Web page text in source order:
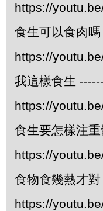
https://
食生可以食肉
https://
我這樣食生
https://
食生要怎樣注
https://
食物食幾熱才
https://